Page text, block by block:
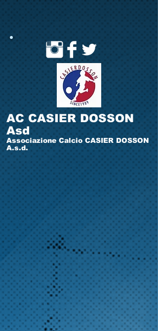
AC CASIER DOSSON
Asd
Associazione Calcio CASIER DOSSON
A.s.d.